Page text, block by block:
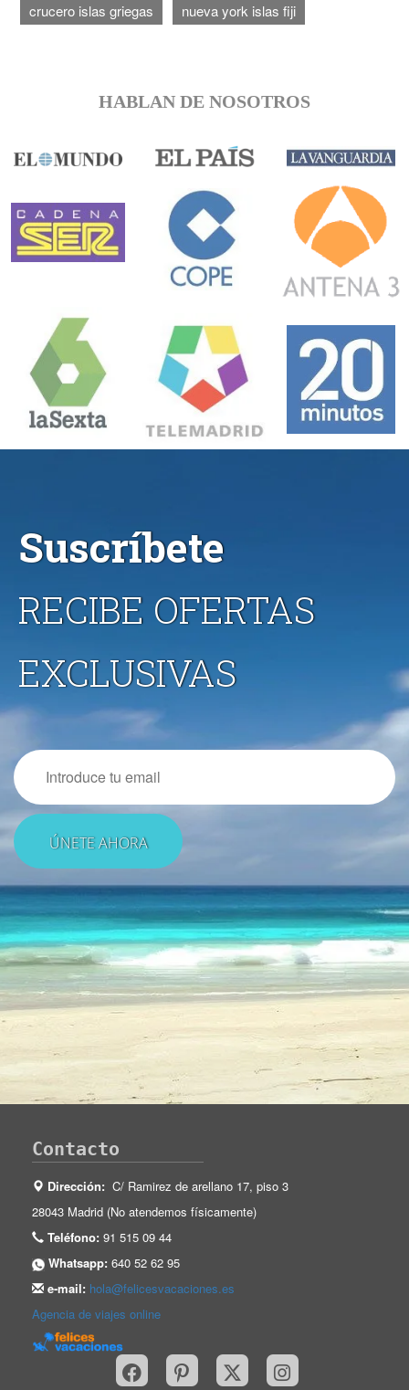
crucero islas griegas
nueva york islas fiji
HABLAN DE NOSOTROS
Suscríbete
RECIBE OFERTAS
EXCLUSIVAS
Email
Contacto
Dirección: C/ Ramirez de arellano 17, piso 3
28043 Madrid (No atendemos físicamente)
Teléfono: 91 515 09 44
Whatsapp: 640 52 62 95
e-mail: hola@felicesvacaciones.es
Agencia de viajes online